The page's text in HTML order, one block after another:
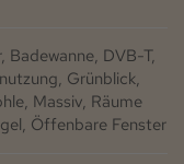
Badewanne DVB-T
Grünblick
Massiv Räume
Öffenbare Fenster